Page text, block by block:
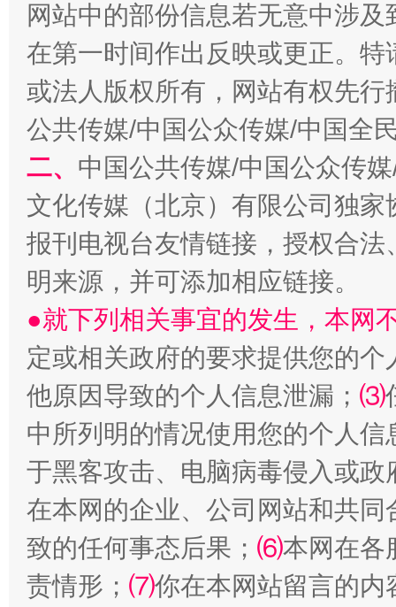
受贿1.44亿！段成刚被判无期 从幼
全民健身五年计划来了！等你上场
阿坝州三大球赛在茂县开幕 规模
网站中的部份信息若无意中涉
在第一时间作出反映或更正。
或法人版权所有，网站有权先
公共传媒/中国公众传媒/中国全
二、 中国公共传媒/中国公众传
文化传媒（北京）有限公司独
报刊电视台友情链接，授权合
明来源，并可添加相应链接。
●就下列相关事宜的发生，本网
定或相关政府的要求提供您的个
他原因导致的个人信息泄漏； ⑶
中所列明的情况使用您的个人
于黑客攻击、电脑病毒侵入或
在本网的企业、公司网站和共
致的任何事态后果； ⑹本网在各
责情形； ⑺你在本网站留言的内